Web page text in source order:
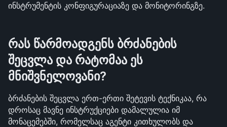
ინსტრუმენტის კონფიგურაციაზე და მონიტორინგზე.
რას წარმოადგენს ბრძანების
შეცვლა და რატომაა ეს
მნიშვნელოვანი?
ბრძანების შეცვლა ერთ-ერთი შეტევის ტექნიკაა, რა
დროსაც მავნე ინსტრუქციები დამალულია იმ
მონაცემებში, რომელსაც აგენტი კითხულობს და